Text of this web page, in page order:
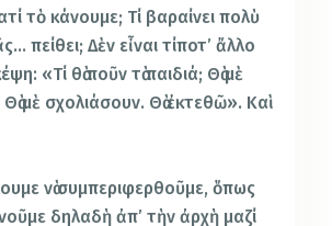
τὸ κάνουμε; Τί βαραίνει πολὺ
πείθει; Δὲν εἶναι τίποτ’ ἄλλο
«Τί θὰ ποῦν τὰ παιδιά; Θὰ μὲ
μὲ σχολιάσουν. Θὰ ἐκτεθῶ». Καὶ
νὰ συμπεριφερθοῦμε, ὅπως
δηλαδὴ ἀπ’ τὴν ἀρχὴ μαζί